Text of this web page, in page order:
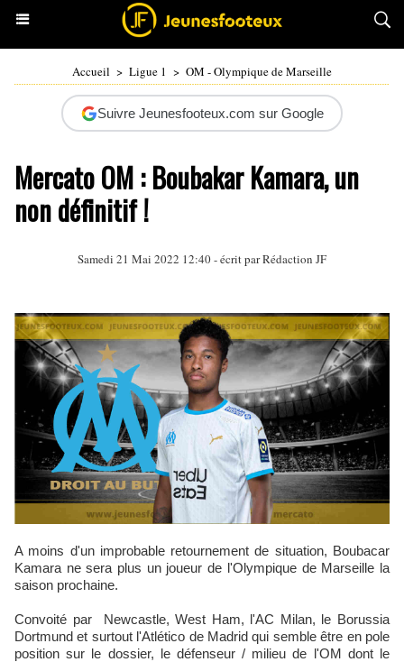
Accueil > Ligue 1 > OM - Olympique de Marseille
Suivre Jeunesfooteux.com sur Google
Mercato OM : Boubakar Kamara, un
non définitif !
Samedi 21 Mai 2022 12:40 - écrit par Rédaction JF
A moins d'un improbable retournement de situation, Boubacar
Kamara ne sera plus un joueur de l'Olympique de Marseille la
saison prochaine.
Convoité par Newcastle, West Ham, l'AC Milan, le Borussia
Dortmund et surtout l'Atlético de Madrid qui semble être en pole
position sur le dossier, le défenseur / milieu de l'OM dont le